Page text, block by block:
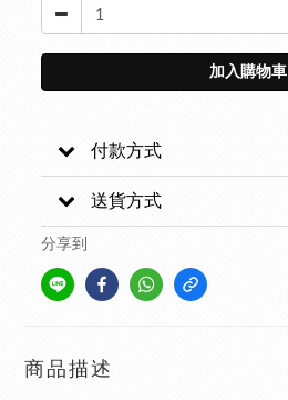
加入購物車
付款方式
送貨方式
分享到
商品描述